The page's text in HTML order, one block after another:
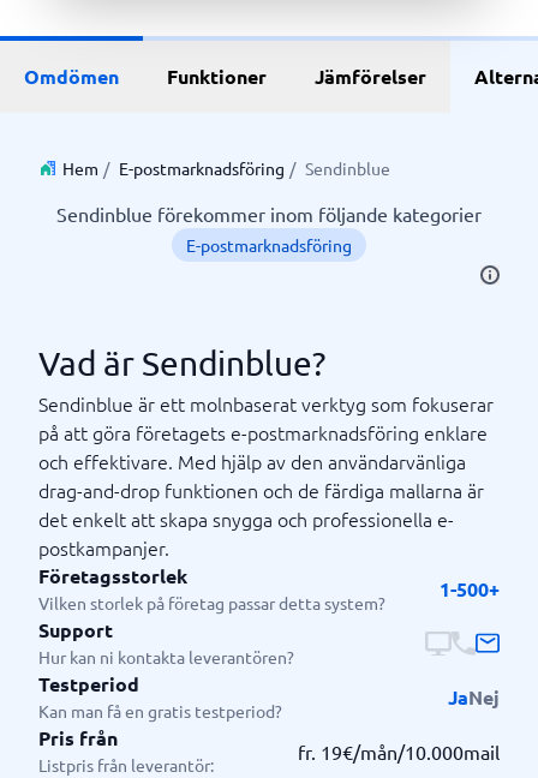
Omdömen Funktioner Jämförelser
Hem / E-postmarknadsföring / Sendinblue
Sendinblue förekommer inom följande kategorier
E-postmarknadsföring
Vad är Sendinblue?
Sendinblue är ett molnbaserat verktyg som fokuserar
på att göra företagets e-postmarknadsföring enklare
och effektivare. Med hjälp av den användarvänliga
drag-and-drop funktionen och de färdiga mallarna är
det enkelt att skapa snygga och professionella e-
postkampanjer.
Företagsstorlek
Vilken storlek på företag passar detta system?
1-500+
Support
Hur kan ni kontakta leverantören?
Testperiod
Kan man få en gratis testperiod?
JaNej
Pris från
Listpris från leverantör:
fr. 19€/mån/10.000mail